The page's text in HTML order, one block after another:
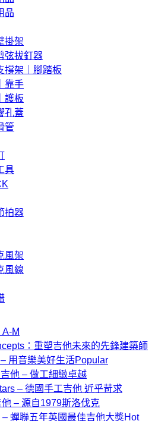
品
掛架
弦拔釘器
撐架｜腳踏板
靠手
護板
孔蓋
管
具
拍器
風架
風線
M
：重塑吉他未來的先鋒建築師
用音樂美好生活
他 – 做工細緻卓越
– 德國手工吉他 近乎苛求
– 源自1979斯洛伐克
– 蟬聯五年英國最佳吉他大獎